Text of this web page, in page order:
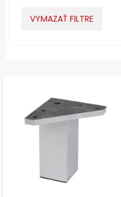
VYMAZAŤ FILTRE